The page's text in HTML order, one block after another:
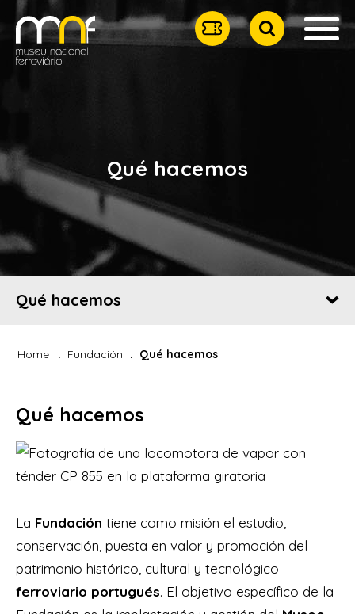
Qué hacemos
Qué hacemos
Home Fundación Qué hacemos
Qué hacemos
La Fundación tiene como misión el estudio,
conservación, puesta en valor y promoción del
patrimonio histórico, cultural y tecnológico
ferroviario portugués. El objetivo específico de la